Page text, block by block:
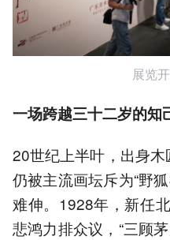
展览
一场跨越三十二岁的知
20世纪上半叶，出身木
仍被主流画坛斥为“野
难伸。1928年，新任
悲鸿力排众议，“三顾